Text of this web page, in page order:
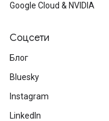
Google Cloud & NVIDIA
Соцсети
Блог
Bluesky
Instagram
LinkedIn